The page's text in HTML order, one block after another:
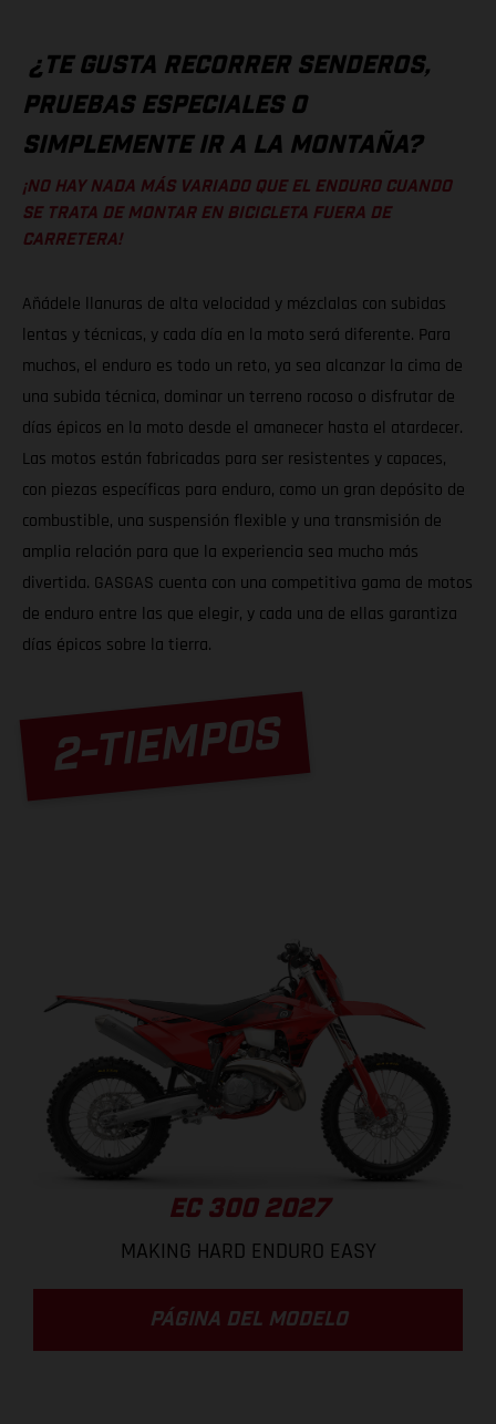
¿TE GUSTA RECORRER SENDEROS,
PRUEBAS ESPECIALES O
SIMPLEMENTE IR A LA MONTAÑA?
¡NO HAY NADA MÁS VARIADO QUE EL ENDURO CUANDO
SE TRATA DE MONTAR EN BICICLETA FUERA DE
CARRETERA!
Añádele llanuras de alta velocidad y mézclalas con subidas
lentas y técnicas, y cada día en la moto será diferente. Para
muchos, el enduro es todo un reto, ya sea alcanzar la cima de
una subida técnica, dominar un terreno rocoso o disfrutar de
días épicos en la moto desde el amanecer hasta el atardecer.
Las motos están fabricadas para ser resistentes y capaces,
con piezas específicas para enduro, como un gran depósito de
combustible, una suspensión flexible y una transmisión de
amplia relación para que la experiencia sea mucho más
divertida. GASGAS cuenta con una competitiva gama de motos
de enduro entre las que elegir, y cada una de ellas garantiza
días épicos sobre la tierra.
2-TIEMPOS
EC 300 2027
MAKING HARD ENDURO EASY
PÁGINA DEL MODELO